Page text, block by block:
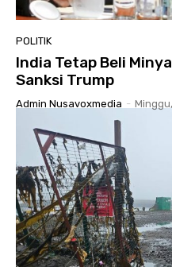
POLITIK
India Tetap Beli
Sanksi Trump
Admin Nusavoxmedia -